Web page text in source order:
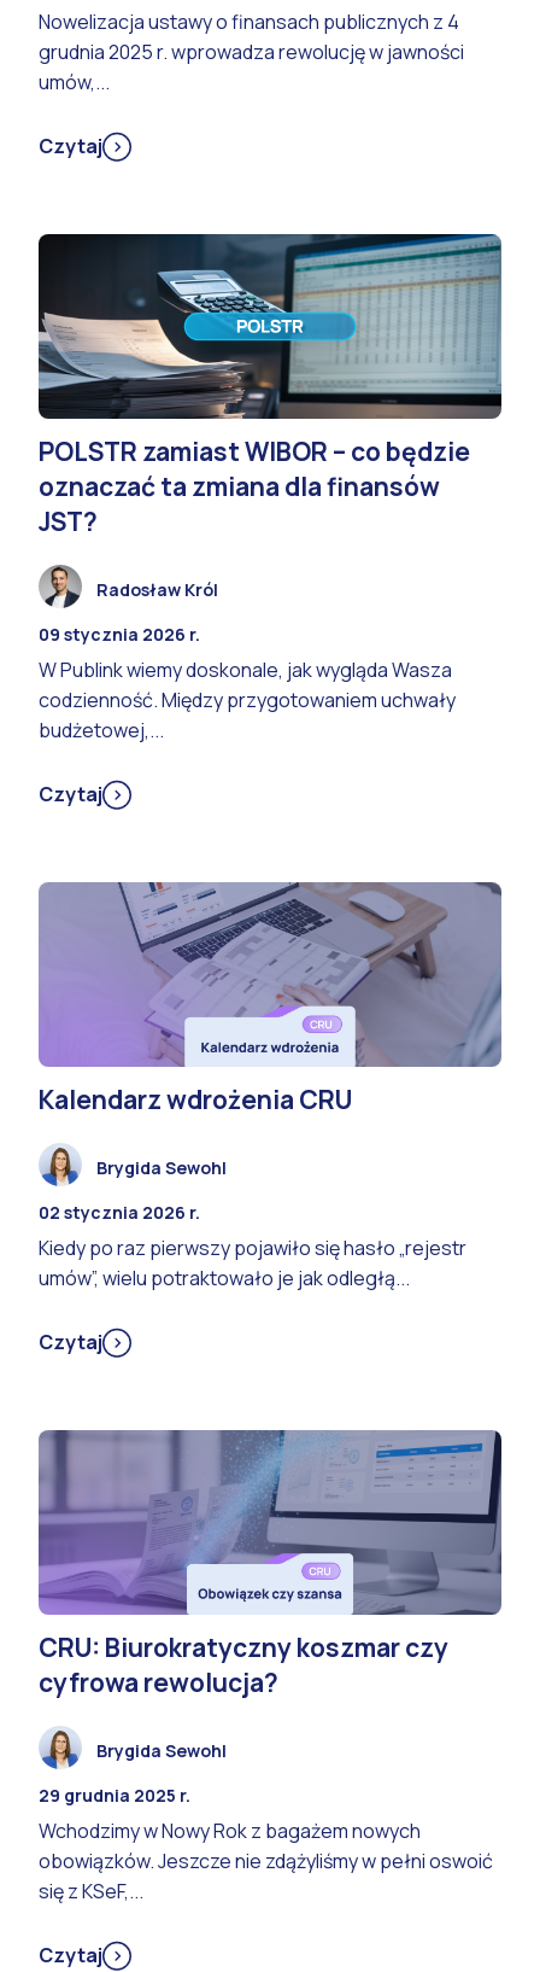
Nowelizacja ustawy o finansach publicznych z 4
grudnia 2025 r. wprowadza rewolucję w jawności
umów,...
Czytaj
POLSTR zamiast WIBOR – co będzie
oznaczać ta zmiana dla finansów
JST?
Radosław Król
09 stycznia 2026 r.
W Publink wiemy doskonale, jak wygląda Wasza
codzienność. Między przygotowaniem uchwały
budżetowej,...
Czytaj
Kalendarz wdrożenia CRU
Brygida Sewohl
02 stycznia 2026 r.
Kiedy po raz pierwszy pojawiło się hasło „rejestr
umów”, wielu potraktowało je jak odległą...
Czytaj
CRU: Biurokratyczny koszmar czy
cyfrowa rewolucja?
Brygida Sewohl
29 grudnia 2025 r.
Wchodzimy w Nowy Rok z bagażem nowych
obowiązków. Jeszcze nie zdążyliśmy w pełni oswoić
się z KSeF,...
Czytaj